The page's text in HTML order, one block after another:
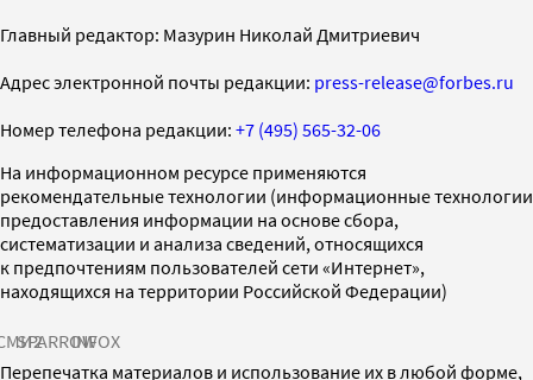
Главный редактор: Мазурин Николай Дмитриевич
Адрес электронной почты редакции: press-release@forbes.ru
Номер телефона редакции: +7 (495) 565-32-06
На информационном ресурсе применяются
рекомендательные технологии (информационные технологии
предоставления информации на основе сбора,
систематизации и анализа сведений, относящихся
к предпочтениям пользователей сети «Интернет»,
находящихся на территории Российской Федерации)
SPARROWINFOX
Перепечатка материалов и использование их в любой форме,